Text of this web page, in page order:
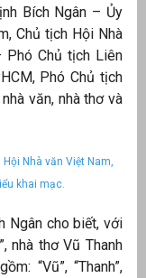
Bích Ngân – Ủy
Chủ tịch Hội Nhà
Phó Chủ tịch Liên
Phó Chủ tịch
văn, nhà thơ và
Nhà văn Việt Nam,
khai mạc.
Ngân cho biết, với
nhà thơ Vũ Thanh
“Vũ”, “Thanh”,